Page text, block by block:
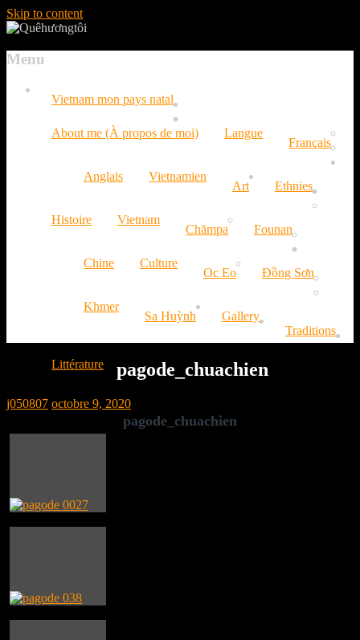
Skip to content
Menu
Vietnam mon pays natal
About me (À propos de moi) Langue
Français
Anglais Vietnamien
Art Ethnies
Histoire Vietnam
Chămpa Founan
Chine Culture
Oc Eo Đồng Sơn
Khmer
Sa Huỳnh
Gallery
Traditions
Littérature pagode_chuachien
j050807 octobre 9, 2020
pagode_chuachien